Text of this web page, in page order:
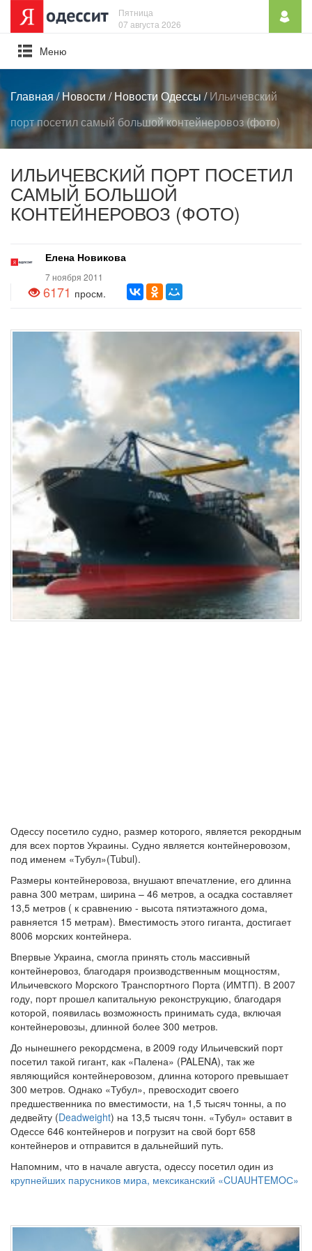
Пятница
07 августа 2026
Mеню
Главная/Новости /Новости Одессы/Ильичевский
порт посетил самый большой контейнеровоз (фото)
ИЛЬИЧЕВСКИЙ ПОРТ ПОСЕТИЛ
САМЫЙ БОЛЬШОЙ
КОНТЕЙНЕРОВОЗ (ФОТО)
Елена Новикова
7 ноября 2011
6171 просм.
Одессу посетило судно, размер которого, является рекордным
для всех портов Украины. Судно является контейнеровозом,
под именем «Тубул»(Tubul).
Размеры контейнеровоза, внушают впечатление, его длинна
равна 300 метрам, ширина – 46 метров, а осадка составляет
13,5 метров ( к сравнению - высота пятиэтажного дома,
равняется 15 метрам). Вместимость этого гиганта, достигает
8006 морских контейнера.
Впервые Украина, смогла принять столь массивный
контейнеровоз, благодаря производственным мощностям,
Ильичевского Морского Транспортного Порта (ИМТП). В 2007
году, порт прошел капитальную реконструкцию, благодаря
которой, появилась возможность принимать суда, включая
контейнеровозы, длинной более 300 метров.
До нынешнего рекордсмена, в 2009 году Ильичевский порт
посетил такой гигант, как «Палена» (PALENA), так же
являющийся контейнеровозом, длинна которого превышает
300 метров. Однако «Тубул», превосходит своего
предшественника по вместимости, на 1,5 тысяч тонны, а по
дедвейту (Deadweight) на 13,5 тысяч тонн. «Тубул» оставит в
Одессе 646 контейнеров и погрузит на свой борт 658
контейнеров и отправится в дальнейший путь.
Напомним, что в начале августа, одессу посетил один из
крупнейших парусников мира, мексиканский «CUAUHTEMOС»